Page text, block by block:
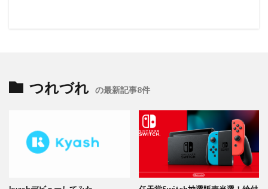
つれづれ の最新記事8件